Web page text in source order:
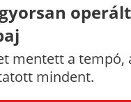
mentett a tempó,
mindent.